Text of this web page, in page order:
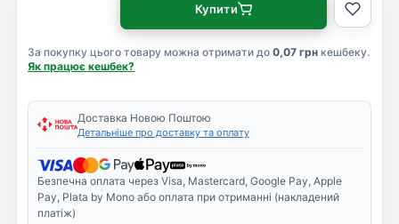
За покупку цього товару можна отримати до 0,07 грн кешбеку.
Як працює кешбек?
Купити
Доставка Новою Поштою
Детальніше про доставку та оплату
Безпечна оплата через Visa, Mastercard, Google Pay, Apple
Pay, Plata by Mono або оплата при отриманні (накладений
платіж)